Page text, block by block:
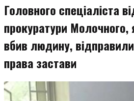
Головного спеціаліста
прокуратури Молочного,
вбив людину,
права застави